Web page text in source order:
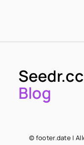
Seedr.cc
Blog
© footer.date |